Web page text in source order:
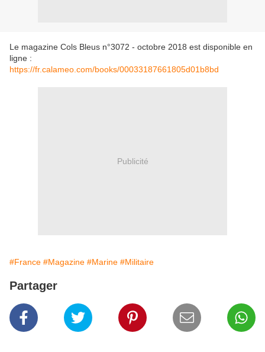
Le magazine Cols Bleus n°3072 - octobre 2018 est disponible en
ligne :
https://fr.calameo.com/books/00033187661805d01b8bd
Publicité
#France #Magazine #Marine #Militaire
Partager